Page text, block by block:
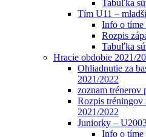
Tabuľka
Tím U11 –
Info o tíme
Rozpis
Tabuľka
Hracie obdobie 2021/
Ohliadnutie za
2021/2022
zoznam trénerov
Rozpis tréningov
2021/2022
Juniorky –
Info o tíme